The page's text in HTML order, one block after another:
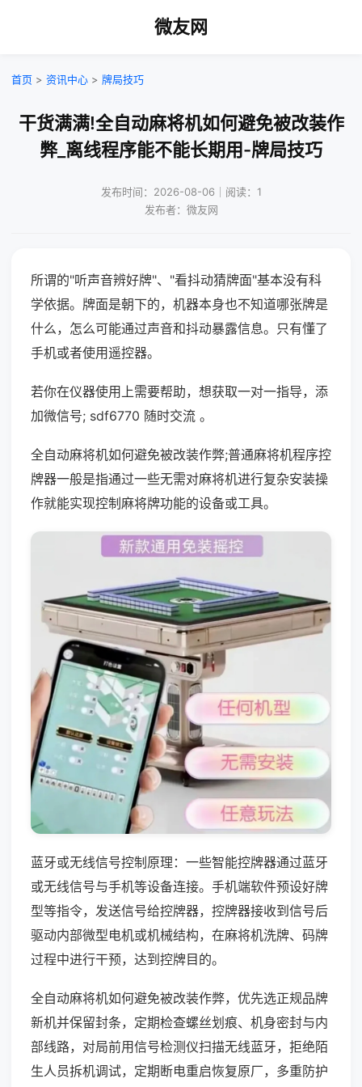
微友网
首页 > 资讯中心 > 牌局技巧
干货满满!全自动麻将机如何避免被改装作
弊_离线程序能不能长期用-牌局技巧
发布时间：2026-08-06｜阅读：1
发布者：微友网
所谓的"听声音辨好牌"、"看抖动猜牌面"基本没有科
学依据。牌面是朝下的，机器本身也不知道哪张牌是
什么，怎么可能通过声音和抖动暴露信息。只有懂了
手机或者使用遥控器。
若你在仪器使用上需要帮助，想获取一对一指导，添
加微信号; sdf6770 随时交流 。
全自动麻将机如何避免被改装作弊;普通麻将机程序控
牌器一般是指通过一些无需对麻将机进行复杂安装操
作就能实现控制麻将牌功能的设备或工具。
蓝牙或无线信号控制原理：一些智能控牌器通过蓝牙
或无线信号与手机等设备连接。手机端软件预设好牌
型等指令，发送信号给控牌器，控牌器接收到信号后
驱动内部微型电机或机械结构，在麻将机洗牌、码牌
过程中进行干预，达到控牌目的。
全自动麻将机如何避免被改装作弊，优先选正规品牌
新机并保留封条，定期检查螺丝划痕、机身密封与内
部线路，对局前用信号检测仪扫描无线蓝牙，拒绝陌
生人员拆机调试，定期断电重启恢复原厂，多重防护